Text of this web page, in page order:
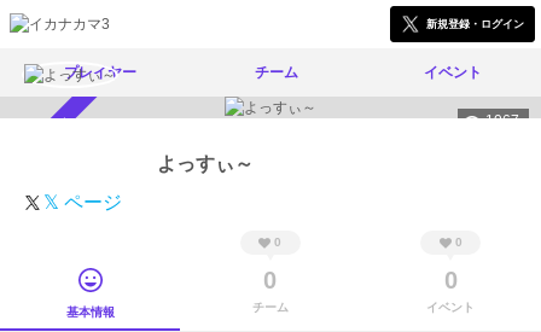
新規登録・ログイン
プレイヤー チーム イベント
1067
よっすぃ～
𝕏 ページ
基本情報
0
0
チーム
0
0
イベント